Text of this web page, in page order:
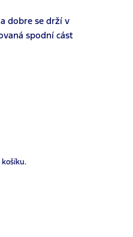
dobre se drží v
spodní cást